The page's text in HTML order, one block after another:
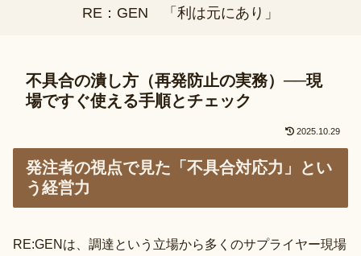
RE：GEN 「利は元にあり」
不具合の潰し方（再発防止の実務）──現
場ですぐ使える手順とチェック
2025.10.29
発注者の視点で見た「不具合対応力」とい
う経営力
RE:GENは、調達という立場から多くのサプライヤー現場